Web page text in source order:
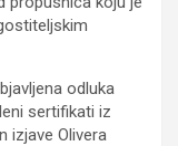
odluka
sertifikati iz
izjave Olivera